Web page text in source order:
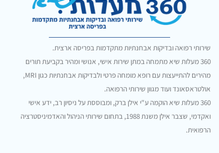
שירותי רפואה ובדיקות אבחנתיות מתקדמות בפריסה ארצית.
360 מעלות שיא מתמחה במתן שירות אישי, אנושי ומהיר בקביעת תורים
מהירים להתייעצות עם רופא מומחה פרטי ולבדיקות אבחנתיות כגון MRI,
אולטראסאונד ועוד מגוון שירותי הרפואה.
360 מעלות שיא הוקמה ע"י אילן ברק, ומבוססת על ניסיון רב, ידע אישי
ואקדמי, שצבר אילן משנת 1988, בתחום שירותי הניהול והאדמיניסטרציה
הרפואית.